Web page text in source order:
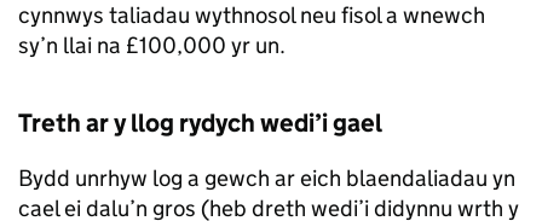
cynnwys taliadau wythnosol neu fisol a wnewch
sy’n llai na £100,000 yr un.
Treth ar y llog rydych wedi’i gael
Bydd unrhyw log a gewch ar eich blaendaliadau yn
cael ei dalu’n gros (heb dreth wedi’i didynnu wrth y